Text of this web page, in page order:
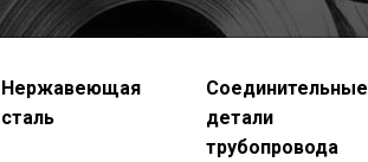
Нержавеющая
сталь
Соединительные
детали
трубопровода